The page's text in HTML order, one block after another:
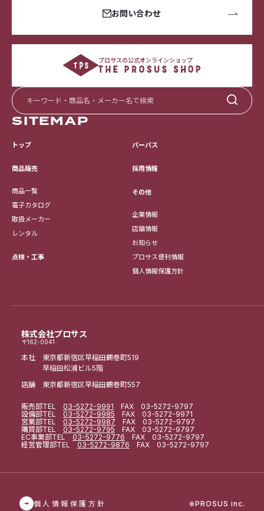
株式会社プロサス
〒162-0041
本社 東京都新宿区早稲田鶴巻町519
早稲田松浦ビル5階
店舗 東京都新宿区早稲田鶴巻町557
販売部TEL 03-5272-9991 FAX 03-5272-9797
設備部TEL 03-5272-9985 FAX 03-5272-9971
営業部TEL 03-5272-9987 FAX 03-5272-9797
購買部TEL 03-5272-9795 FAX 03-5272-9797
EC事業部TEL 03-5272-9776 FAX 03-5272-9797
経営管理部TEL 03-5272-9876 FAX 03-5272-9797
お問い合わせ
プロサスの公式オンラインショップ
SITEMAP
トップ
商品販売
商品一覧
電子カタログ
取扱メーカー
レンタル
点検・工事
パーパス
採用情報
その他
企業情報
店舗情報
お知らせ
プロサス便利情報
個人情報保護方針
個人情報保護方針 ©PROSUS inc.